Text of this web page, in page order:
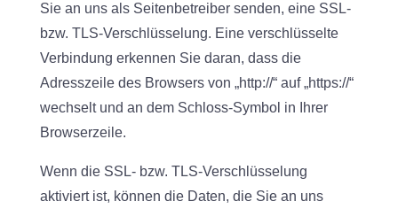
Sie an uns als Seitenbetreiber senden, eine SSL-
bzw. TLS-Verschlüsselung. Eine verschlüsselte
Verbindung erkennen Sie daran, dass die
Adresszeile des Browsers von „http://“ auf „https://“
wechselt und an dem Schloss-Symbol in Ihrer
Browserzeile.
Wenn die SSL- bzw. TLS-Verschlüsselung
aktiviert ist, können die Daten, die Sie an uns